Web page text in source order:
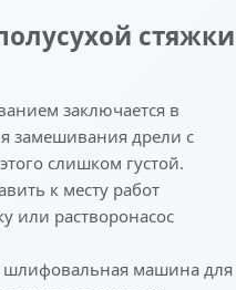
стяжки
заключается в
замешивания дрели с
слишком густой.
к месту работ
или растворонасос
шлифовальная машина для